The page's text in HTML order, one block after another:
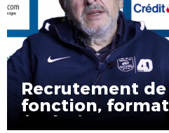
Recrutement de
fonction,
évolution